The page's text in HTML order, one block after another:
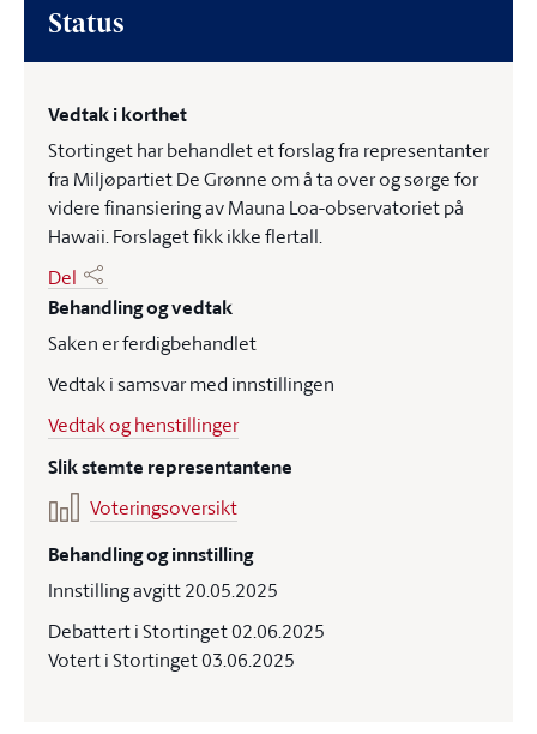
Status
Vedtak i korthet
Stortinget har behandlet et forslag fra representanter
fra Miljøpartiet De Grønne om å ta over og sørge for
videre finansiering av Mauna Loa-observatoriet på
Hawaii. Forslaget fikk ikke flertall.
Del
Behandling og vedtak
Saken er ferdigbehandlet
Vedtak i samsvar med innstillingen
Vedtak og henstillinger
Slik stemte representantene
Voteringsoversikt
Behandling og innstilling
Innstilling avgitt 20.05.2025
Debattert i Stortinget 02.06.2025
Votert i Stortinget 03.06.2025